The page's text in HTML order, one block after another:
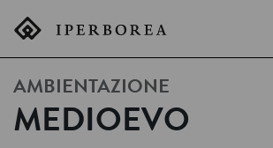
AMBIENTAZIONE
MEDIOEVO